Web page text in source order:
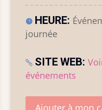
HEURE:
journée
SITE WEB:
événements
Ajouter à mon